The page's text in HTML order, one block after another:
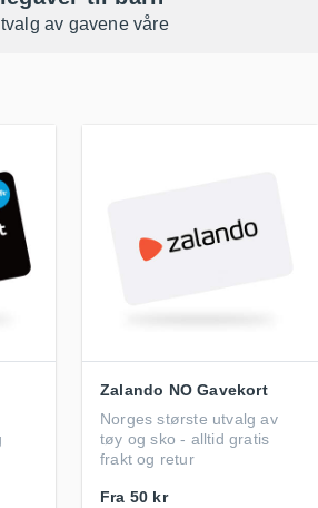
av gavene våre
Zalando NO Gavekort
Norges største utvalg av
tøy og sko - alltid gratis
frakt og retur
Fra 50 kr